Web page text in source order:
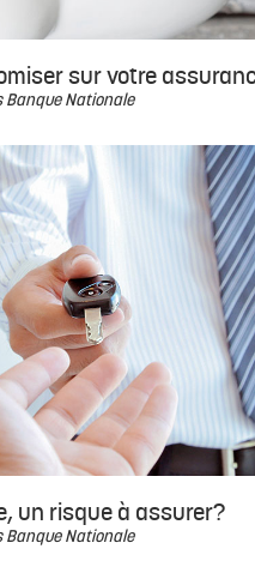
sur votre
Banque Nationale
un risque à assurer?
Banque Nationale